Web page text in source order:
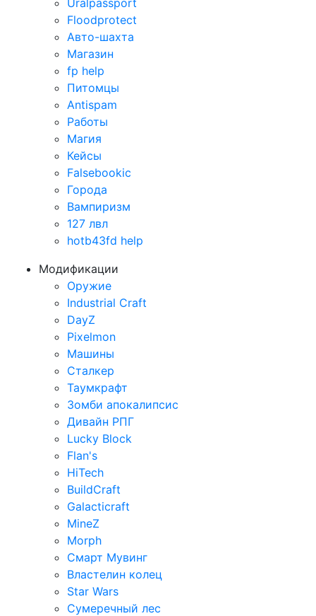
Uralpassport
Floodprotect
Авто-шахта
Магазин
fp help
Питомцы
Antispam
Работы
Магия
Кейсы
Falsebookic
Города
Вампиризм
127 лвл
hotb43fd help
Модификации
Оружие
Industrial Craft
DayZ
Pixelmon
Машины
Сталкер
Таумкрафт
Зомби апокалипсис
Дивайн РПГ
Lucky Block
Flan's
HiTech
BuildCraft
Galacticraft
MineZ
Morph
Смарт Мувинг
Властелин колец
Star Wars
Сумеречный лес